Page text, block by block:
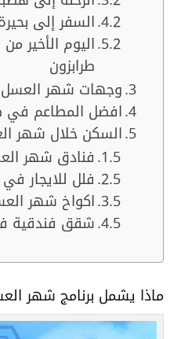
السفر إلى
اليوم الأخير
طرابزون
وجهات شهر العسل
افضل المطاعم في
السكن خلال شهر
فنادق شهر
فلل للايجار
اكواخ شهر
شقق فندقية
ماذا يشمل برنامج شهر